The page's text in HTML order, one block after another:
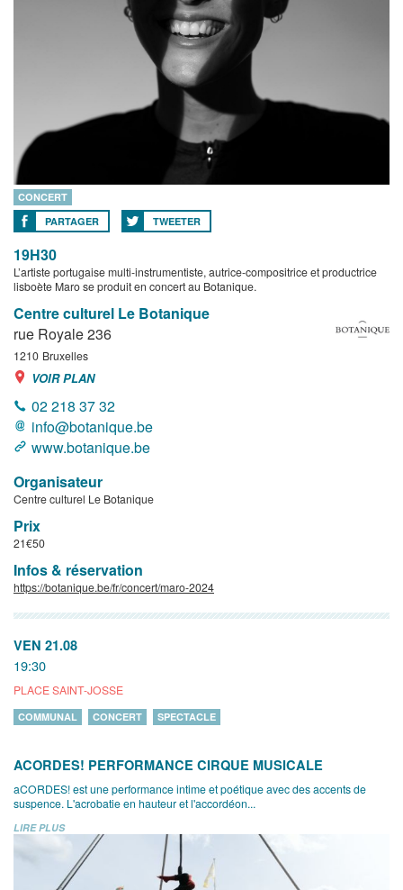
CONCERT
PARTAGER
TWEETER
19H30
L’artiste portugaise multi-instrumentiste, autrice-compositrice et productrice
lisboète Maro se produit en concert au Botanique.
Centre culturel Le Botanique
rue Royale 236
1210 Bruxelles
VOIR PLAN
02 218 37 32
info@botanique.be
www.botanique.be
Organisateur
Centre culturel Le Botanique
Prix
21€50
Infos & réservation
https://botanique.be/fr/concert/maro-2024
VEN 21.08
19:30
PLACE SAINT-JOSSE
COMMUNAL CONCERT SPECTACLE
ACORDES! PERFORMANCE CIRQUE MUSICALE
aCORDES! est une performance intime et poétique avec des accents de
suspence. L'acrobatie en hauteur et l'accordéon...
LIRE PLUS